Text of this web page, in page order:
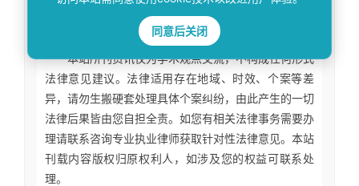
免责声明
本站所刊资讯仅为学术观点交流，不构成任何形式
法律意见建议。法律适用存在地域、时效、个案等差
异，请勿生搬硬套处理具体个案纠纷，由此产生的一切
法律后果皆由您自担全责。如您有相关法律事务需要办
理请联系咨询专业执业律师获取针对性法律意见。本站
刊载内容版权归原权利人，如涉及您的权益可联系处
理。
同意后关闭